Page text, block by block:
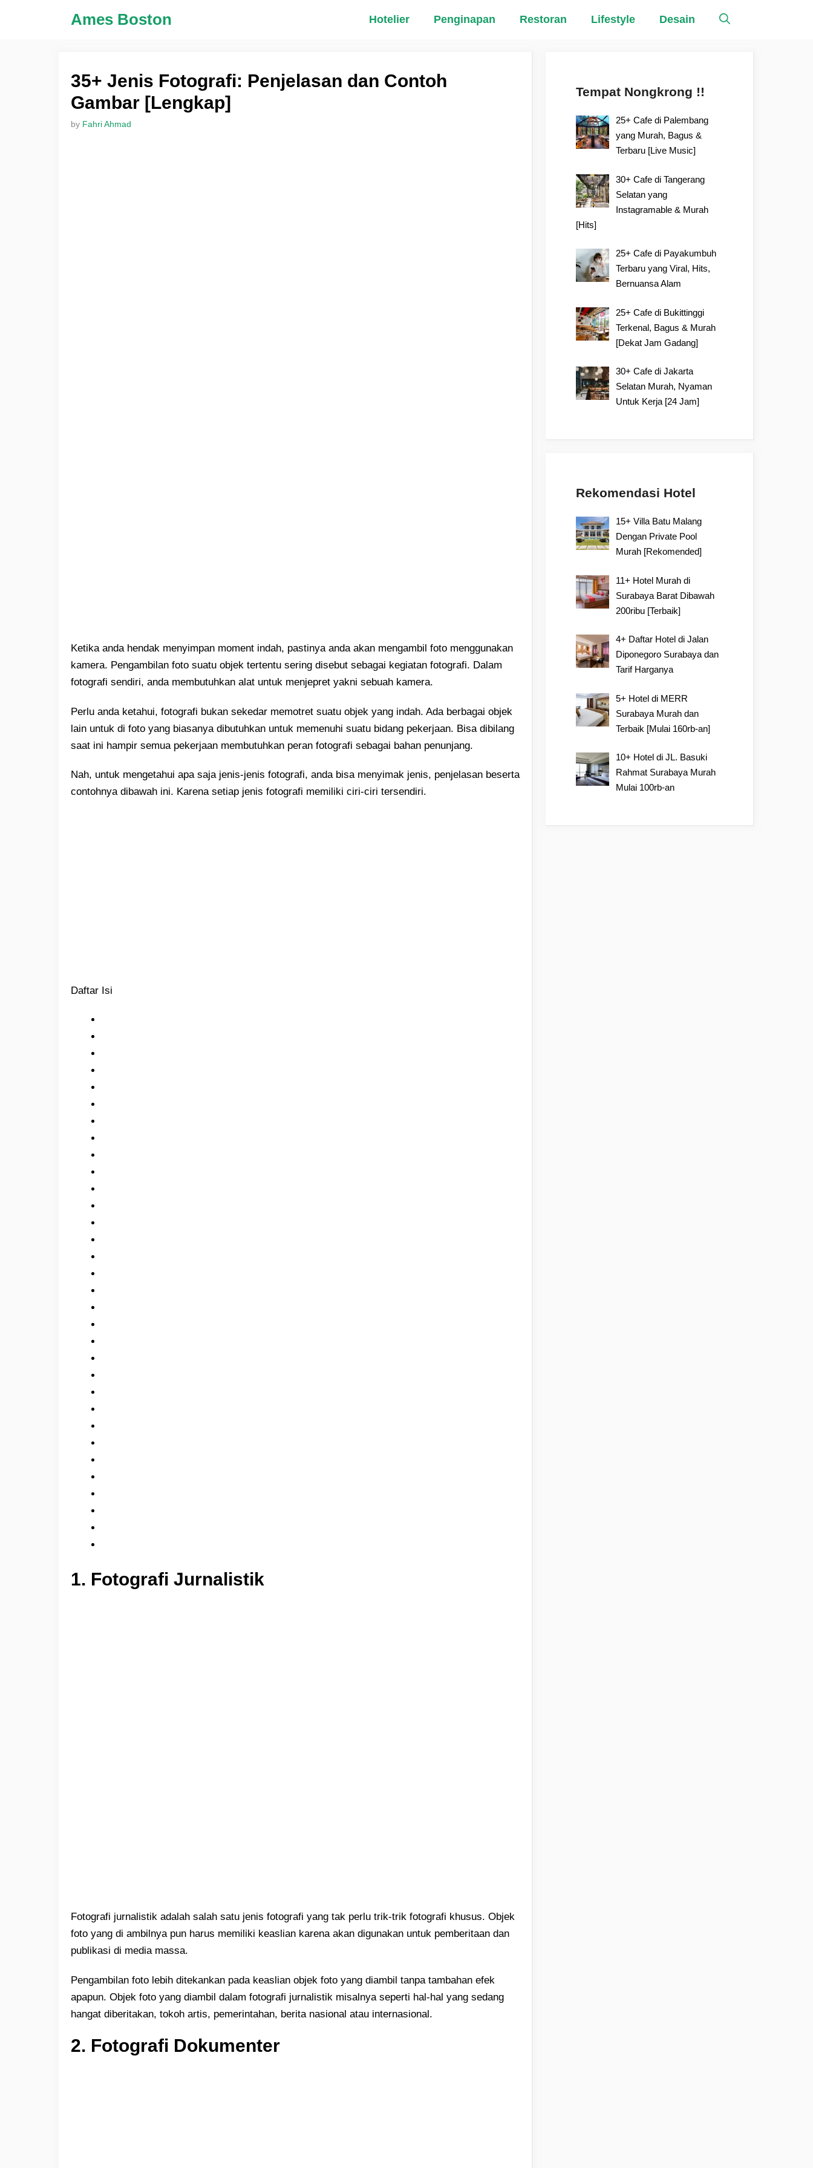
Ames Boston Hotelier Penginapan Restoran Lifestyle Desain
35+ Jenis Fotografi: Penjelasan dan Contoh
Gambar [Lengkap]
by Fahri Ahmad
Ketika anda hendak menyimpan moment indah, pastinya anda akan mengambil foto menggunakan
kamera. Pengambilan foto suatu objek tertentu sering disebut sebagai kegiatan fotografi. Dalam
fotografi sendiri, anda membutuhkan alat untuk menjepret yakni sebuah kamera.
Perlu anda ketahui, fotografi bukan sekedar memotret suatu objek yang indah. Ada berbagai objek
lain untuk di foto yang biasanya dibutuhkan untuk memenuhi suatu bidang pekerjaan. Bisa dibilang
saat ini hampir semua pekerjaan membutuhkan peran fotografi sebagai bahan penunjang.
Nah, untuk mengetahui apa saja jenis-jenis fotografi, anda bisa menyimak jenis, penjelasan beserta
contohnya dibawah ini. Karena setiap jenis fotografi memiliki ciri-ciri tersendiri.
Daftar Isi
1. Fotografi Jurnalistik
Fotografi jurnalistik adalah salah satu jenis fotografi yang tak perlu trik-trik fotografi khusus. Objek
foto yang di ambilnya pun harus memiliki keaslian karena akan digunakan untuk pemberitaan dan
publikasi di media massa.
Pengambilan foto lebih ditekankan pada keaslian objek foto yang diambil tanpa tambahan efek
apapun. Objek foto yang diambil dalam fotografi jurnalistik misalnya seperti hal-hal yang sedang
hangat diberitakan, tokoh artis, pemerintahan, berita nasional atau internasional.
2. Fotografi Dokumenter
Tempat Nongkrong !!
25+ Cafe di Palembang
yang Murah, Bagus &
Terbaru [Live Music]
30+ Cafe di Tangerang
Selatan yang
Instagramable & Murah
[Hits]
25+ Cafe di Payakumbuh
Terbaru yang Viral, Hits,
Bernuansa Alam
25+ Cafe di Bukittinggi
Terkenal, Bagus & Murah
[Dekat Jam Gadang]
30+ Cafe di Jakarta
Selatan Murah, Nyaman
Untuk Kerja [24 Jam]
Rekomendasi Hotel
15+ Villa Batu Malang
Dengan Private Pool
Murah [Rekomended]
11+ Hotel Murah di
Surabaya Barat Dibawah
200ribu [Terbaik]
4+ Daftar Hotel di Jalan
Diponegoro Surabaya dan
Tarif Harganya
5+ Hotel di MERR
Surabaya Murah dan
Terbaik [Mulai 160rb-an]
10+ Hotel di JL. Basuki
Rahmat Surabaya Murah
Mulai 100rb-an